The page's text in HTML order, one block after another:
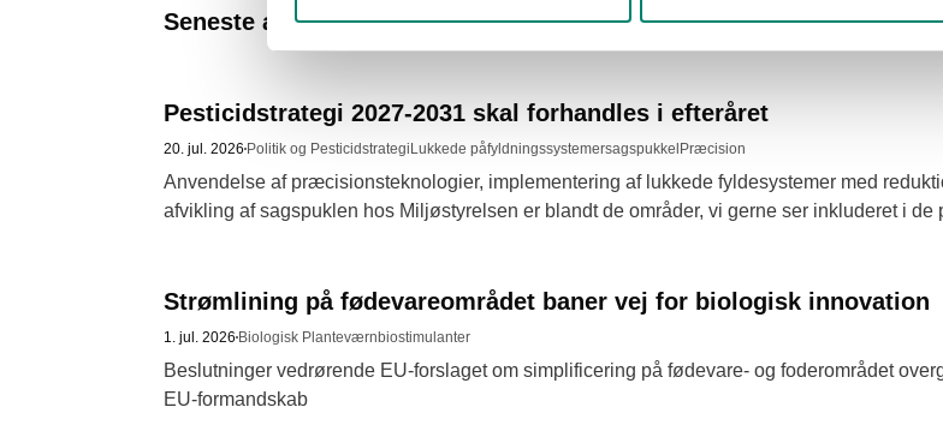
Seneste artikler
Pesticidstrategi 2027-2031 skal forhandles i efteråret
20. jul. 2026 Politik og Pesticidstrategi Lukkede påfyldningssystemersagspukkel Præcision
Anvendelse af præcisionsteknologier, implementering af lukkede fyldesystemer med
afvikling af sagspuklen hos Miljøstyrelsen er blandt de områder, vi gerne ser inkluderet i de
Strømlining på fødevareområdet baner vej for biologisk innovation
1. jul. 2026 Biologisk Planteværnbiostimulanter
Beslutninger vedrørende EU-forslaget om simplificering på fødevare- og foderområdet